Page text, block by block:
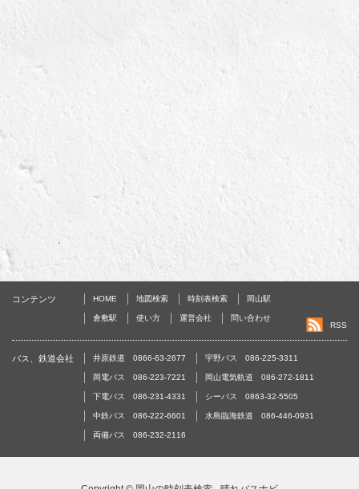
コンテンツ HOME 地図検索 時刻表検索 岡山駅
倉敷駅 使い方 運営会社
問い合わせ
RSS
バス、鉄道会社 井原鉄道 0866-63-2677 宇野バス 086-225-3311
岡電バス 086-223-7221 岡山電気軌道 086-272-1811
下電バス 086-231-4331 シーバス 0863-32-5505
中鉄バス 086-222-6601 水島臨海鉄道 086-446-0931
両備バス 086-232-2116